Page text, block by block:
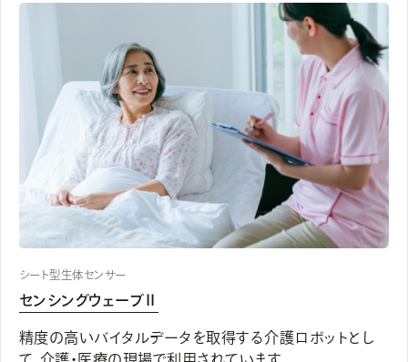
シート型生体センサー
センシングウェーブⅡ
精度の高いバイタルデータを取得する介護ロボットとし
て、介護・医療の現場で利用されています。